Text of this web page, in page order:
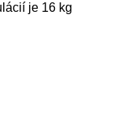
je 16 kg